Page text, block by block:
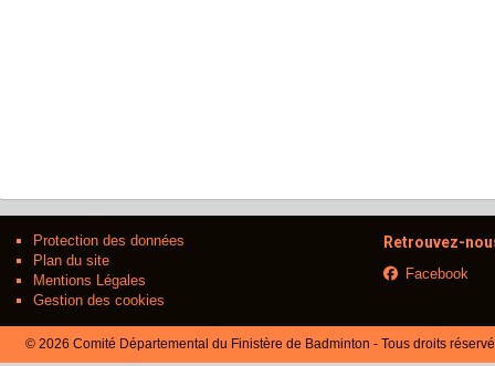
Protection des données
Plan du site
Mentions Légales
Gestion des cookies
Retrouvez-
Facebook
© 2026 Comité Départemental du Finistère de Badminton - Tous droits